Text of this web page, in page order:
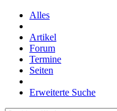
Alles
Artikel
Forum
Termine
Seiten
Erweiterte Suche